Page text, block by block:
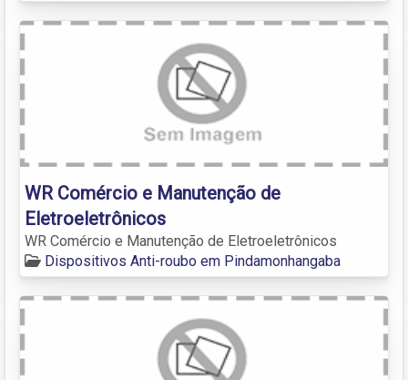
WR Comércio e Manutenção de
Eletroeletrônicos
WR Comércio e Manutenção de Eletroeletrônicos
Dispositivos Anti-roubo em Pindamonhangaba